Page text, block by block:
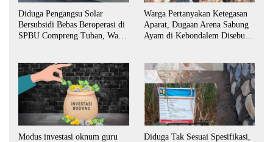
Diduga Pengangsu Solar
Bersubsidi Bebas Beroperasi di
SPBU Compreng Tuban, Warga
Warga Pertanyakan Ketegasan
Aparat, Dugaan Arena Sabung
Ayam di Kebondalem Disebut
Modus investasi oknum guru
Diduga Tak Sesuai Spesifikasi,